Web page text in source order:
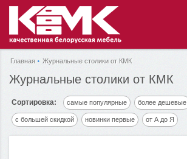
Главная Журнальные столики от КМК
Журнальные столики от КМК
Сортировка: самые популярные более дешевые
с большей скидкой новинки первые от А до Я